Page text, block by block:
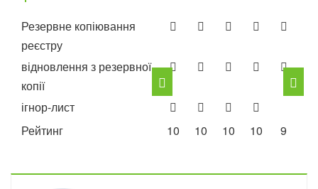
Резервне копіювання
реєстру
відновлення з резервної
копії
ігнор-лист
Рейтинг
10 10 10 10 9